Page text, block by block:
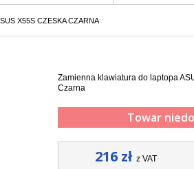
X55S CZESKA CZARNA
Zamienna klawiatura do laptopa
Czarna
Towar
216 zł z VAT